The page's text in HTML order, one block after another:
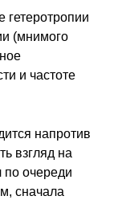
гетеротропии
(мнимого
и частоте
напротив
взгляд на
по очереди
сначала